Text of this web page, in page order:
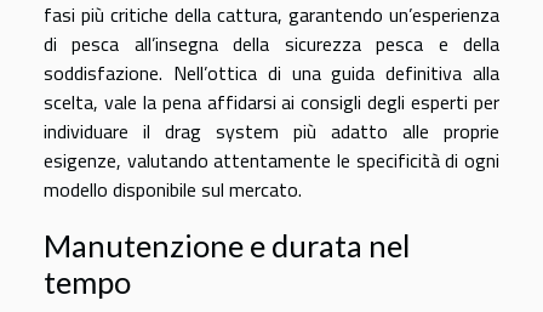
fasi più critiche della cattura, garantendo un’esperienza
di pesca all’insegna della sicurezza pesca e della
soddisfazione. Nell’ottica di una guida definitiva alla
scelta, vale la pena affidarsi ai consigli degli esperti per
individuare il drag system più adatto alle proprie
esigenze, valutando attentamente le specificità di ogni
modello disponibile sul mercato.
Manutenzione e durata nel
tempo